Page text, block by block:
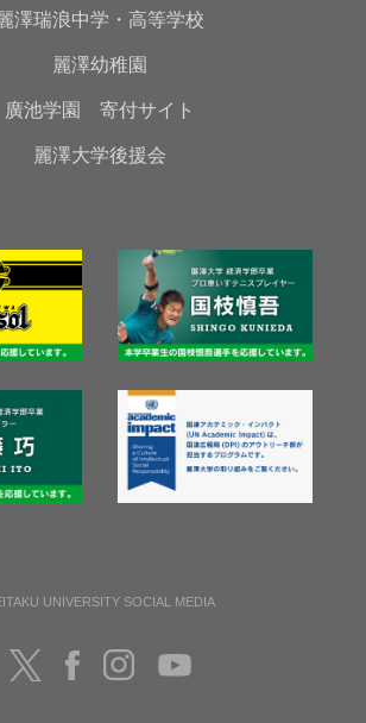
澤瑞浪中学・高等学校
麗澤幼稚園
廣池学園 寄付サイト
麗澤大学後援会
UNIVERSITY SOCIAL MEDIA